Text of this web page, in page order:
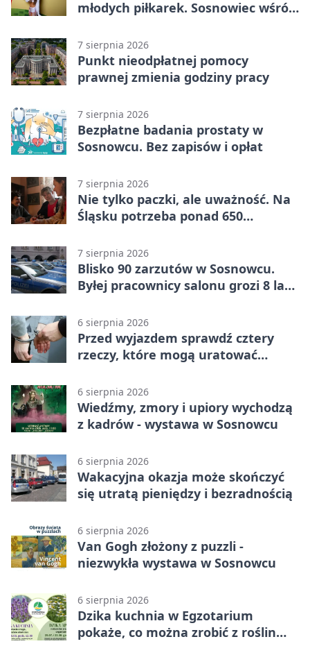
młodych piłkarek. Sosnowiec wśród
7 sierpnia 2026
Punkt nieodpłatnej pomocy
prawnej zmienia godziny pracy
7 sierpnia 2026
Bezpłatne badania prostaty w
Sosnowcu. Bez zapisów i opłat
7 sierpnia 2026
Nie tylko paczki, ale uważność. Na
Śląsku potrzeba ponad 650
7 sierpnia 2026
Blisko 90 zarzutów w Sosnowcu.
Byłej pracownicy salonu grozi 8 lat
6 sierpnia 2026
Przed wyjazdem sprawdź cztery
rzeczy, które mogą uratować
6 sierpnia 2026
Wiedźmy, zmory i upiory wychodzą
z kadrów - wystawa w Sosnowcu
6 sierpnia 2026
Wakacyjna okazja może skończyć
się utratą pieniędzy i bezradnością
6 sierpnia 2026
Van Gogh złożony z puzzli -
niezwykła wystawa w Sosnowcu
6 sierpnia 2026
Dzika kuchnia w Egzotarium
pokaże, co można zrobić z roślin